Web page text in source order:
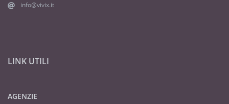
info@vivix.it
LINK UTILI
AGENZIE